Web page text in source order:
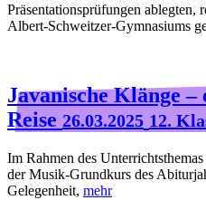
Präsentationsprüfungen ablegten,
Albert-Schweitzer-Gymnasiums
Javanische Klänge –
Reise 26.03.2025 12.
Im Rahmen des
der Musik-Grundkurs des
Gelegenheit, mehr